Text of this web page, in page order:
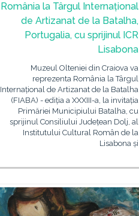
România la Târgul Internațional
de Artizanat de la Batalha,
Portugalia, cu sprijinul ICR
Lisabona
Muzeul Olteniei din Craiova va
reprezenta România la Târgul
Internațional de Artizanat de la Batalha
(FIABA) - ediția a XXXIII-a, la invitația
Primăriei Municipiului Batalha, cu
sprijinul Consiliului Județean Dolj, al
Institutului Cultural Român de la
Lisabona și